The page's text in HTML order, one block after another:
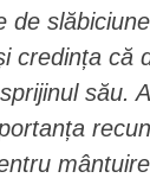
de
credința că
său.